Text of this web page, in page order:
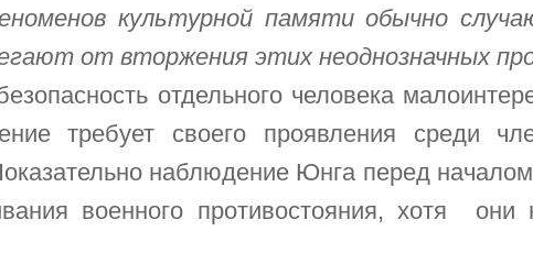
культурной памяти обычно
от вторжения этих неоднозначных
отдельного человека
требует своего проявления среди
наблюдение Юнга перед
военного противостояния, хотя